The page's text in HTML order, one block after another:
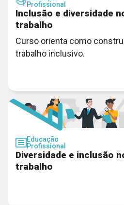
Profissional
Inclusão e diversidade
trabalho
Curso orienta como
trabalho inclusivo.
Educação
Profissional
Diversidade e inclusão
trabalho